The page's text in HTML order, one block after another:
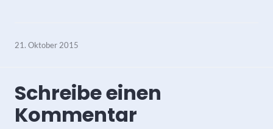
21. Oktober 2015
Schreibe einen
Kommentar